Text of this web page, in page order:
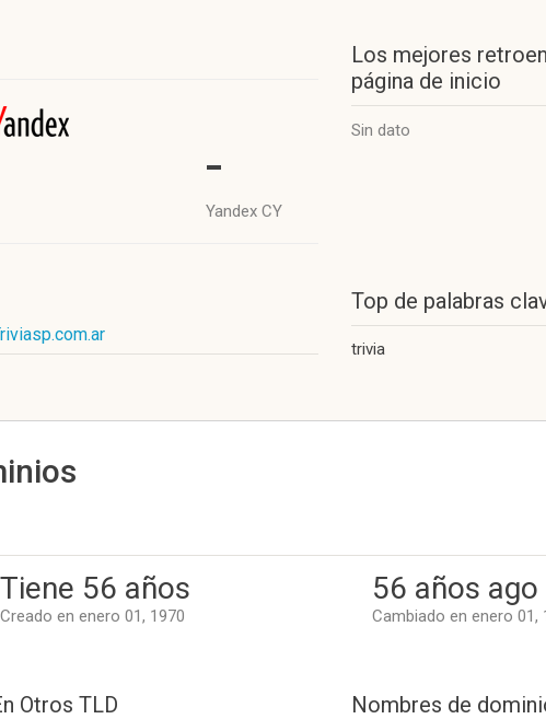
-
Yandex CY
Los mejores
página de inicio
Sin dato
Top de palabras
trivia
Tiene 56 años
Creado en enero 01, 1970
56 años ago
Cambiado en enero 01,
Otros TLD Nombres de